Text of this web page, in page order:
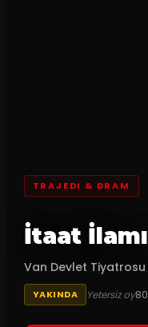
TRAJEDI & DRAM
İtaat İlamı
Van Devlet Tiyatrosu
YAKINDA Yetersiz oy80